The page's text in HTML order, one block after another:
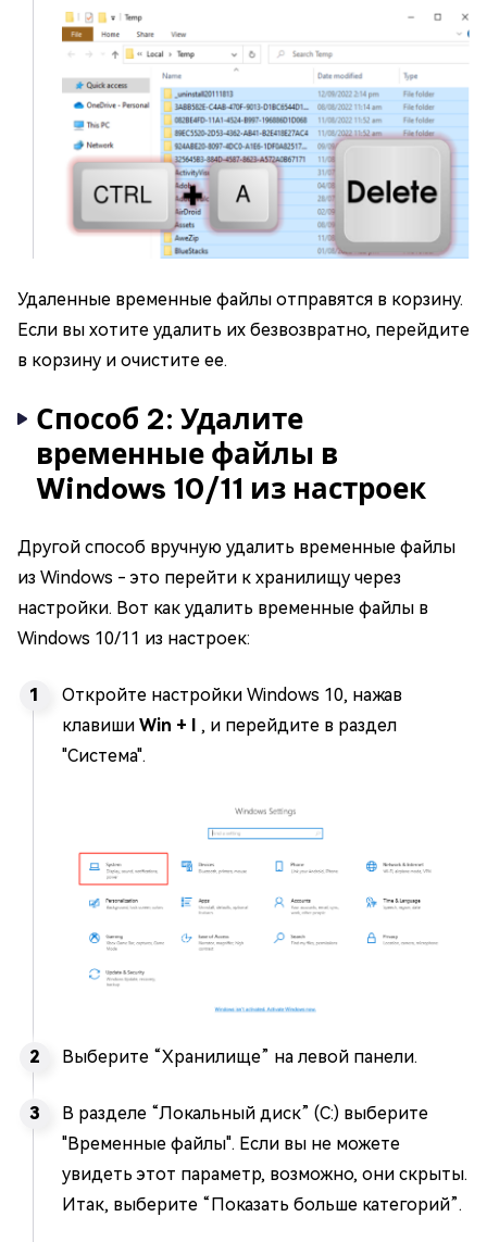
Удаленные временные файлы отправятся в корзину.
Если вы хотите удалить их безвозвратно, перейдите
в корзину и очистите ее.
Способ 2: Удалите
временные файлы в
Windows 10/11 из настроек
Другой способ вручную удалить временные файлы
из Windows - это перейти к хранилищу через
настройки. Вот как удалить временные файлы в
Windows 10/11 из настроек:
Откройте настройки Windows 10, нажав
клавиши Win + I , и перейдите в раздел
"Система".
Выберите “Хранилище” на левой панели.
В разделе “Локальный диск” (C:) выберите
"Временные файлы". Если вы не можете
увидеть этот параметр, возможно, они скрыты.
Итак, выберите “Показать больше категорий”.